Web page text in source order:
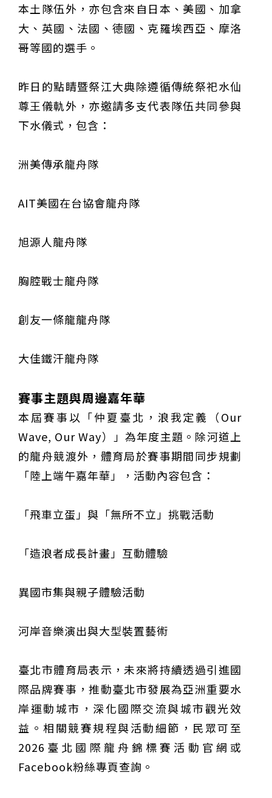
本土隊伍外，亦包含來自日本、美國、加拿
大、英國、法國、德國、克羅埃西亞、摩洛
哥等國的選手。
昨日的點睛暨祭江大典除遵循傳統祭祀水仙
尊王儀軌外，亦邀請多支代表隊伍共同參與
下水儀式，包含：
洲美傳承龍舟隊
AIT美國在台協會龍舟隊
旭源人龍舟隊
胸腔戰士龍舟隊
創友一條龍龍舟隊
大佳鐵汗龍舟隊
賽事主題與周邊嘉年華
本屆賽事以「仲夏臺北，浪我定義（Our
Wave, Our Way）」為年度主題。除河道上
的龍舟競渡外，體育局於賽事期間同步規劃
「陸上端午嘉年華」，活動內容包含：
「飛車立蛋」與「無所不立」挑戰活動
「造浪者成長計畫」互動體驗
異國市集與親子體驗活動
河岸音樂演出與大型裝置藝術
臺北市體育局表示，未來將持續透過引進國
際品牌賽事，推動臺北市發展為亞洲重要水
岸運動城市，深化國際交流與城市觀光效
益。相關競賽規程與活動細節，民眾可至
2026臺北國際龍舟錦標賽活動官網或
Facebook粉絲專頁查詢。